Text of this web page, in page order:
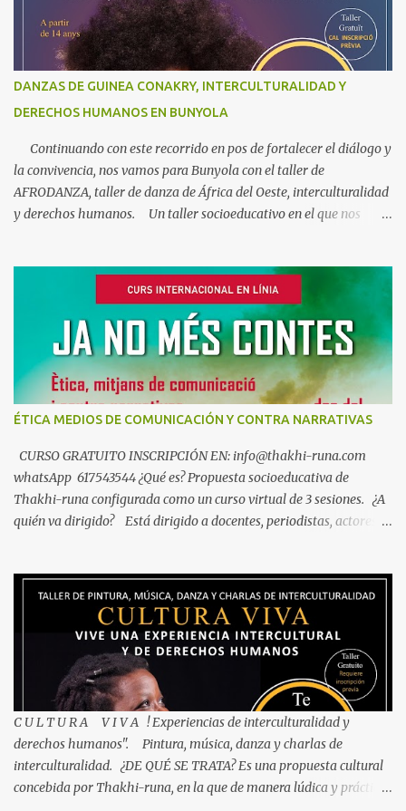
DANZAS DE GUINEA CONAKRY, INTERCULTURALIDAD Y
DERECHOS HUMANOS EN BUNYOLA
Continuando con este recorrido en pos de fortalecer el diálogo y
la convivencia, nos vamos para Bunyola con el taller de
AFRODANZA, taller de danza de África del Oeste, interculturalidad
y derechos humanos. Un taller socioeducativo en el que nos
emociones y valores. A la vez que descubrimos aspectos de la
historia y la cultura de algunos pueblos africanos, así como los
vínculos que nos unen a este maravilloso continente. Un viaje que
busca fortalecer el diálogo y la convivencia intercultural en un
mundo globalizado, pero también en nuestro propio entorno
cotidiano donde África también está presente. Es un taller
gratuito compuesto por tres encuentros que tendrá lugar en el
Noviemb...
ÉTICA MEDIOS DE COMUNICACIÓN Y CONTRA NARRATIVAS
CURSO GRATUITO INSCRIPCIÓN EN: info@thakhi-runa.com
whatsApp 617543544 ¿Qué es? Propuesta socioeducativa de
Thakhi-runa configurada como un curso virtual de 3 sesiones. ¿A
quién va dirigido? Está dirigido a docentes, periodistas, actores
sobre el papel estructural de los medios de comunicación en la
existencia dentro del imaginario social de lógicas xenófobas y
racistas. Aportar argumentarios que fortalezcan una ética
antirracista y decolonial en los medios de comunicación Promover
la consolidación de propuestas comunicativas independientes
desde el Sur Global con una mirada inclusiva, decolonial
antirracistas y feministas que se erijan con parámetros éticos, de
responsabilidad y justicia social. ¿Cuándo? Abril 27, mayo 4 y 11
todas las sesion...
C U L T U R A V I V A ! Experiencias de interculturalidad y
derechos humanos". Pintura, música, danza y charlas de
interculturalidad. ¿DE QUÉ SE TRATA? Es una propuesta cultural
concebida por Thakhi-runa, en la que de manera lúdica y práctica,